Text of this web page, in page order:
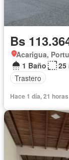
Bs
Acarigua,
1 Baño
25
Trastero
Hace 1 día, 21 horas